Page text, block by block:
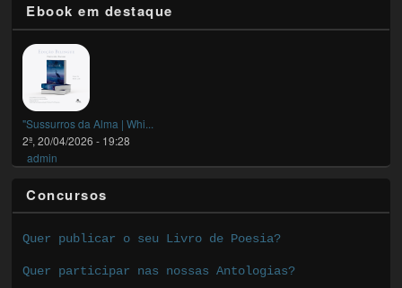
Ebook em destaque
"Sussurros da Alma | Whi...
2ª, 20/04/2026 - 19:28
admin
Concursos
Quer publicar o seu Livro de Poesia?
Quer participar nas nossas Antologias?